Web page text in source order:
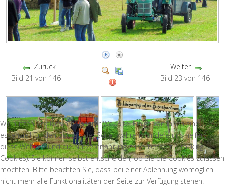
Zurück
Bild 21 von 146
Weiter
Bild 23 von 146
Wir nutzen Cookies auf unserer Website. Einige von ihnen sind
essenziell für den Betrieb der Seite, während andere uns helfen,
diese Website und die Nutzererfahrung zu verbessern (Tracking
Cookies). Sie können selbst entscheiden, ob Sie die Cookies zulassen
möchten. Bitte beachten Sie, dass bei einer Ablehnung womöglich
nicht mehr alle Funktionalitäten der Seite zur Verfügung stehen.